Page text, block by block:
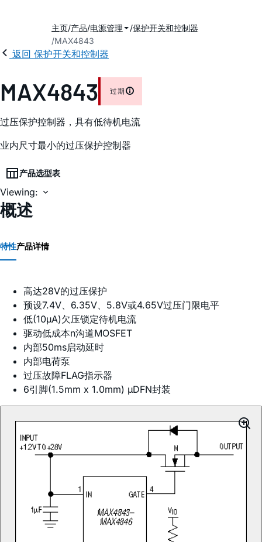
主页 产品 电源管理
保护开关和控制器
MAX4843
返回 保护开关和控制器
MAX4843 过期
过压保护控制器，具有低待机电流
业内尺寸最小的过压保护控制器
产品选型表
Viewing:
概述
特性产品详情
高达28V的过压保护
预设7.4V、6.35V、5.8V或4.65V过压门限电平
低(10µA)欠压锁定待机电流
驱动低成本n沟道MOSFET
内部50ms启动延时
内部电荷泵
过压故障FLAG指示器
6引脚(1.5mm x 1.0mm) µDFN封装